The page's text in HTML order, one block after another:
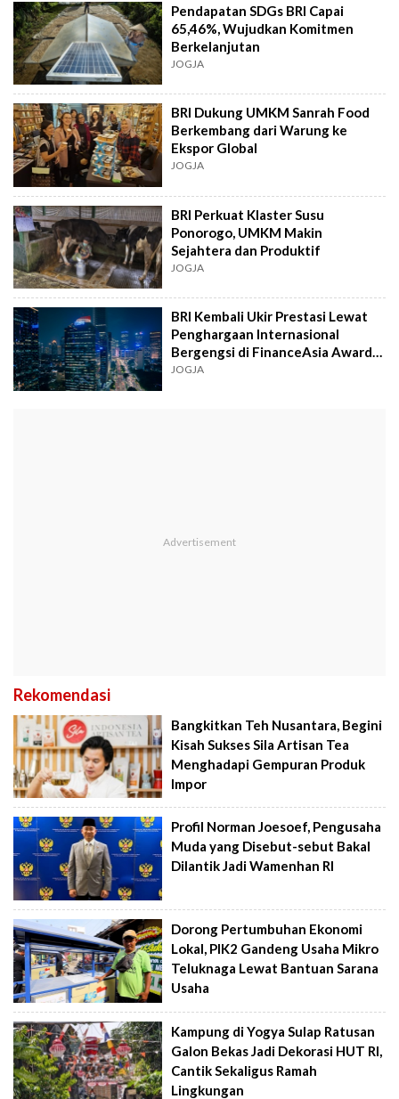
Pendapatan SDGs BRI Capai
65,46%, Wujudkan Komitmen
Berkelanjutan
JOGJA
BRI Dukung UMKM Sanrah Food
Berkembang dari Warung ke
Ekspor Global
JOGJA
BRI Perkuat Klaster Susu
Ponorogo, UMKM Makin
Sejahtera dan Produktif
JOGJA
BRI Kembali Ukir Prestasi Lewat
Penghargaan Internasional
Bergengsi di FinanceAsia Awards
2025
JOGJA
Rekomendasi
Bangkitkan Teh Nusantara, Begini
Kisah Sukses Sila Artisan Tea
Menghadapi Gempuran Produk
Impor
Profil Norman Joesoef, Pengusaha
Muda yang Disebut-sebut Bakal
Dilantik Jadi Wamenhan RI
Dorong Pertumbuhan Ekonomi
Lokal, PIK2 Gandeng Usaha Mikro
Teluknaga Lewat Bantuan Sarana
Usaha
Kampung di Yogya Sulap Ratusan
Galon Bekas Jadi Dekorasi HUT RI,
Cantik Sekaligus Ramah
Lingkungan